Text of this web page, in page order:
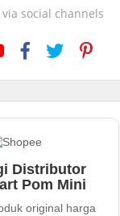
social channels
Distributor
Pom Mini
original harga